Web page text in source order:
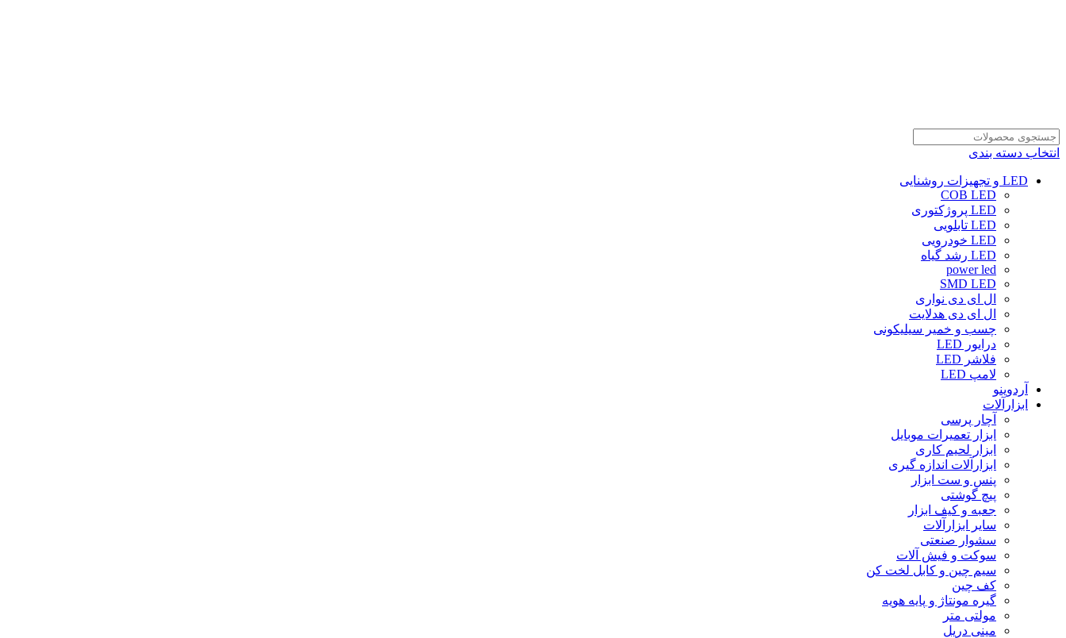
انتخاب دسته بندی
LED و تجهیزات روشنایی
COB LED
LED پروژکتوری
LED تابلویی
LED خودرویی
LED رشد گیاه
power led
SMD LED
ال ای دی نواری
ال ای دی هدلایت
چسب و خمیر سیلیکونی
درایور LED
فلاشر LED
لامپ LED
آردوینو
ابزارآلات
آچار پرسی
ابزار تعمیرات موبایل
ابزار لحیم کاری
ابزارآلات اندازه گیری
پنس و ست ابزار
پیچ گوشتی
جعبه و کیف ابزار
سایر ابزارآلات
سشوار صنعتی
سوکت و فیش آلات
سیم چین و کابل لخت کن
کف چین
گیره مونتاژ و پایه هویه
مولتی متر
مینی دریل